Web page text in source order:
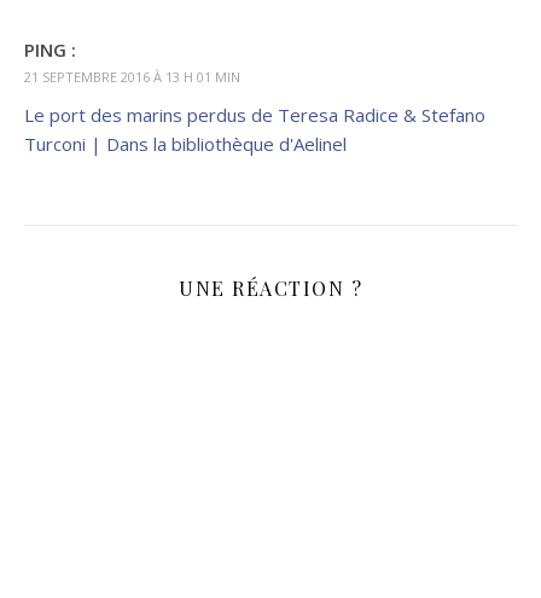
PING :
21 SEPTEMBRE 2016 À 13 H 01 MIN
Le port des marins perdus de Teresa Radice & Stefano
Turconi | Dans la bibliothèque d'Aelinel
UNE RÉACTION ?